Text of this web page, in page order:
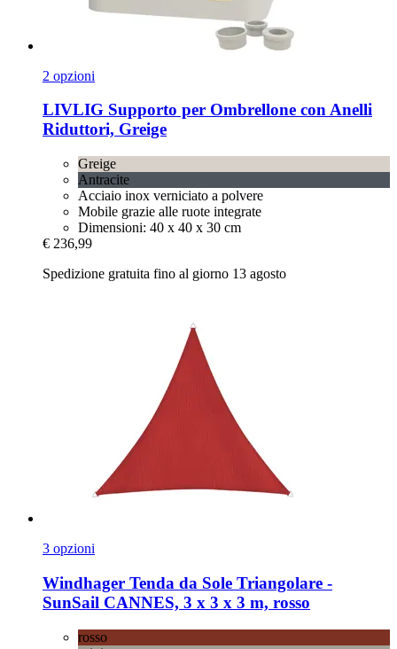
2 opzioni
LIVLIG Supporto per Ombrellone con Anelli
Riduttori, Greige
Greige
Antracite
Acciaio inox verniciato a polvere
Mobile grazie alle ruote integrate
Dimensioni: 40 x 40 x 30 cm
€ 236,99
Spedizione gratuita fino al giorno 13 agosto
3 opzioni
Windhager Tenda da Sole Triangolare -​
SunSail CANNES, 3 x 3 x 3 m, rosso
rosso